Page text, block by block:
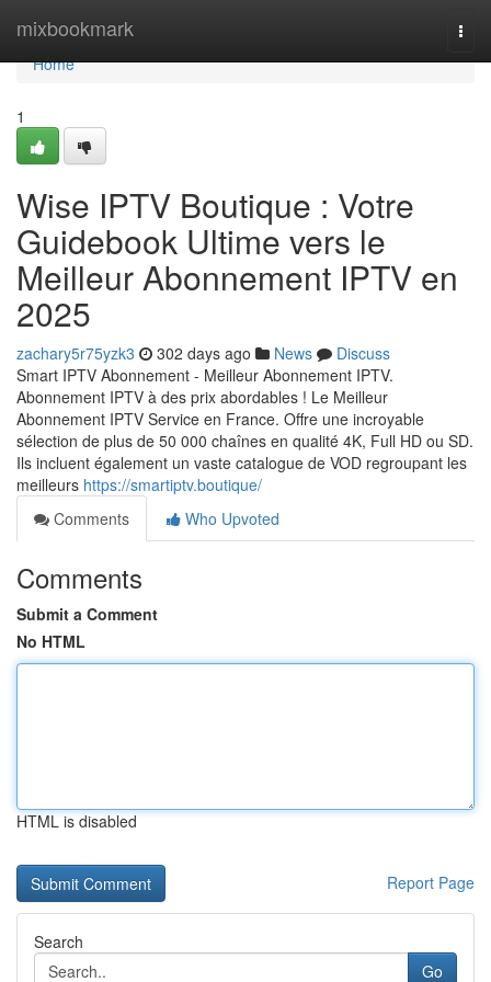
mixbookmark
Home
Home
1
Wise IPTV Boutique : Votre
Guidebook Ultime vers le
Meilleur Abonnement IPTV en
2025
zachary5r75yzk3 302 days ago News
Discuss
Smart IPTV Abonnement - Meilleur Abonnement IPTV.
Abonnement IPTV à des prix abordables ! Le Meilleur
Abonnement IPTV Service en France. Offre une incroyable
sélection de plus de 50 000 chaînes en qualité 4K, Full HD ou SD.
Ils incluent également un vaste catalogue de VOD regroupant les
meilleurs https://smartiptv.boutique/
Comments
Who Upvoted
Comments
Submit a Comment
No HTML
HTML is disabled
Report Page
Search
Go